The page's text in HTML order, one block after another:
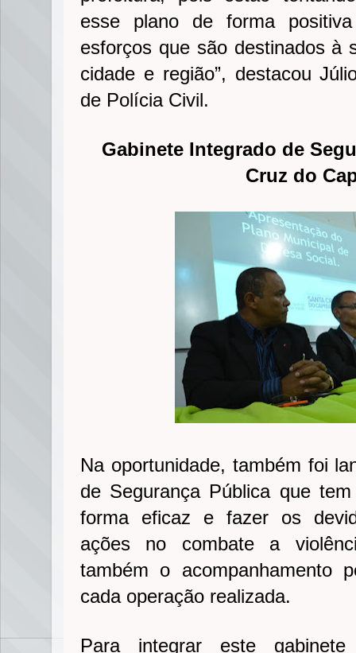
esse plano de forma
esforços que são destinados à
cidade e região”, destacou
de Polícia Civil.
Gabinete Integrado de
Cruz do
Na oportunidade, também foi
de Segurança Pública que
forma eficaz e fazer os
ações no combate a
também o acompanhamento
cada operação realizada.
Para integrar este